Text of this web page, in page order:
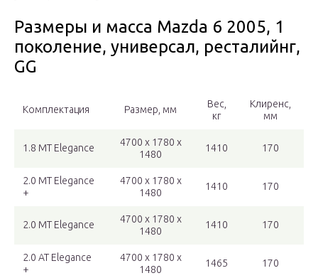
Размеры и масса Mazda 6 2005, 1
поколение, универсал, ресталийнг,
GG
Комплектация Размер, мм
Вес,
кг
Клиренс,
мм
1.8 MT Elegance
4700 x 1780 x
1480
1410 170
2.0 MT Elegance
+
4700 x 1780 x
1480
1410 170
2.0 MT Elegance
4700 x 1780 x
1480
1410 170
2.0 AT Elegance
+
4700 x 1780 x
1480
1465 170